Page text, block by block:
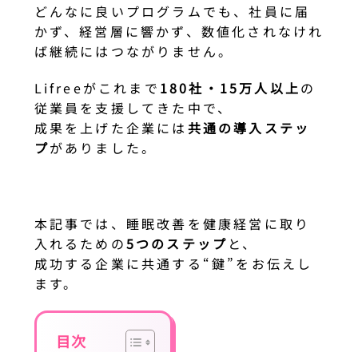
どんなに良いプログラムでも、社員に届
かず、経営層に響かず、数値化されなけれ
ば継続にはつながりません。
Lifreeがこれまで 180社・15万人以上の
従業員を支援してきた中で、
成果を上げた企業には 共通の導入ステッ
プがありました。
本記事では、睡眠改善を健康経営に取り
入れるための5つのステップ と、
成功する企業に共通する“鍵”をお伝えし
ます。
目次